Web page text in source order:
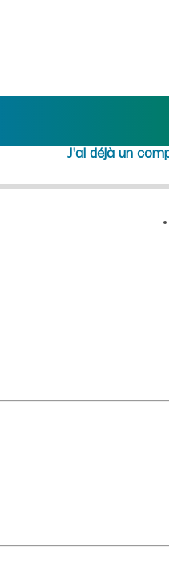
Rejoindre
J'ai déjà un